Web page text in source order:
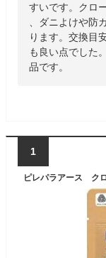
すいです。クロ
、ダニよけや防
ります。交換目
も良い点でした
品です。
1
ピレパラアース ク